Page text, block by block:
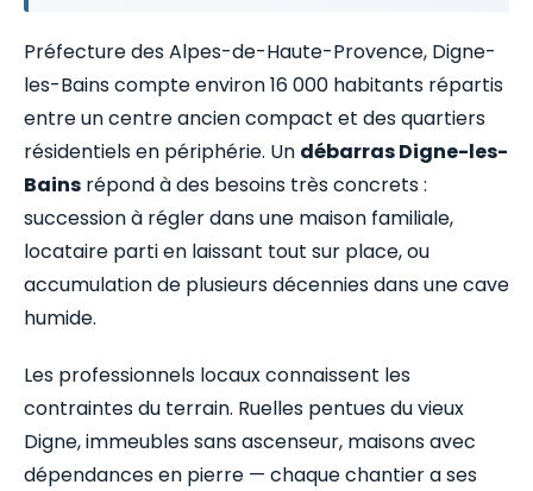
Préfecture des Alpes-de-Haute-Provence, Digne-
les-Bains compte environ 16 000 habitants répartis
entre un centre ancien compact et des quartiers
résidentiels en périphérie. Un débarras Digne-les-
Bains répond à des besoins très concrets :
succession à régler dans une maison familiale,
locataire parti en laissant tout sur place, ou
accumulation de plusieurs décennies dans une cave
humide.
Les professionnels locaux connaissent les
contraintes du terrain. Ruelles pentues du vieux
Digne, immeubles sans ascenseur, maisons avec
dépendances en pierre — chaque chantier a ses